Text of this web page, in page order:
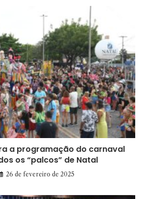
a programação do carnaval
os “palcos” de Natal
26 de fevereiro de 2025